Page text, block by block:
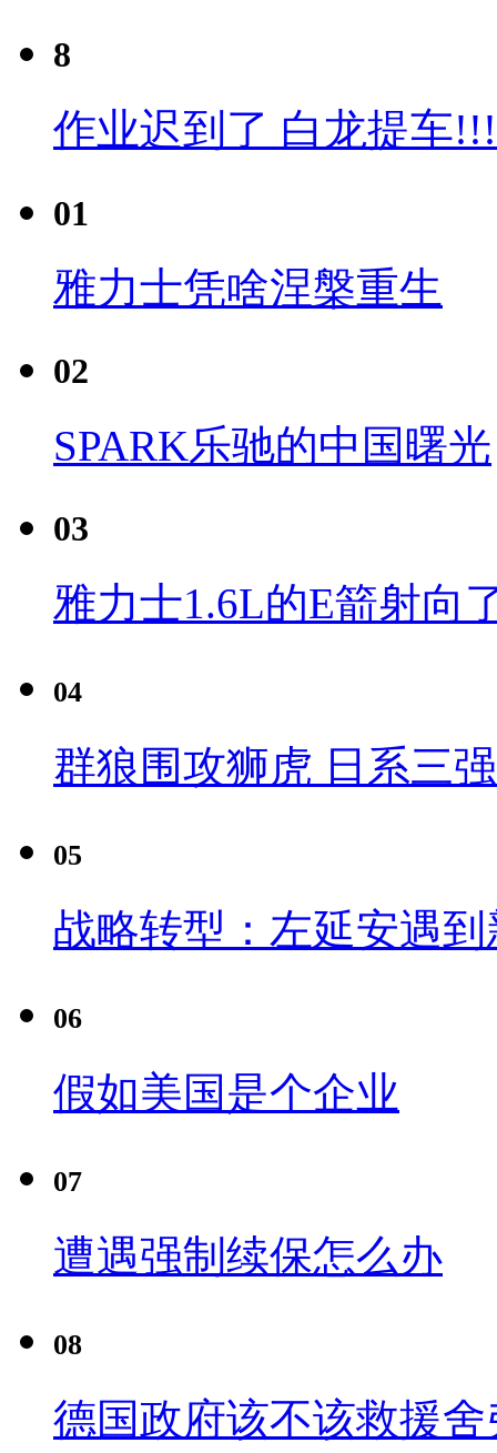
8
作业迟到了 白龙提车
01
雅力士凭啥涅槃重生
02
SPARK乐驰的中国曙光
03
雅力士1.6L的E箭射向
04
群狼围攻狮虎 日系三
05
战略转型：左延安遇
06
假如美国是个企业
07
遭遇强制续保怎么办
08
德国政府该不该救援舍